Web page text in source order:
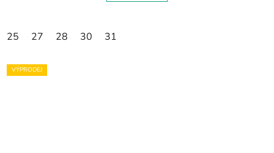
25 27 28 30 31
VÝPRODEJ